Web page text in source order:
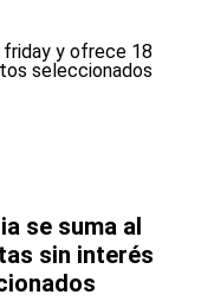
se suma al
sin interés